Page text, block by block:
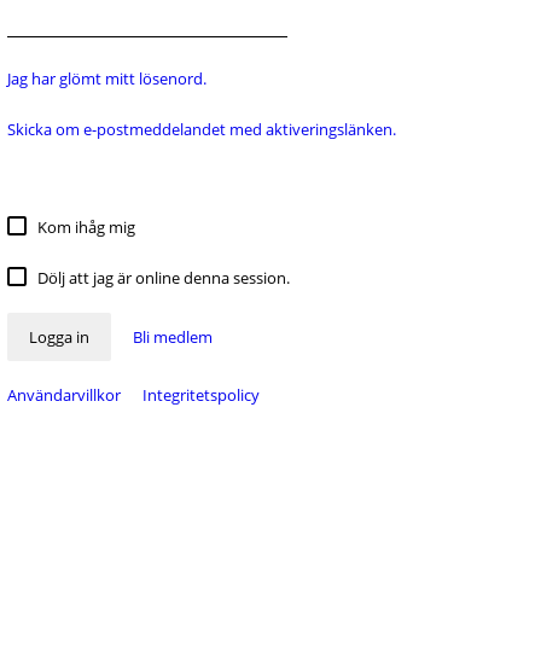
Jag har glömt mitt lösenord.
Skicka om e-postmeddelandet med aktiveringslänken.
Kom ihåg mig
Dölj att jag är online denna session.
Logga in Bli medlem
Användarvillkor Integritetspolicy